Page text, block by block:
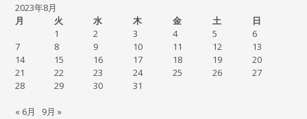
2023年8月
月
火 水 木 金 土
日
1
2 3 4 5
6
7
8 9 10 11 12
13
14
15 16 17 18 19
20
21
22 23 24 25 26
27
28
29 30 31
« 6月 9月 »